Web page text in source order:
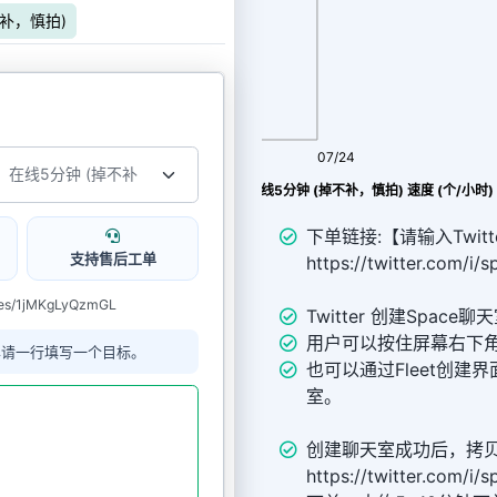
，慎拍)
支持售后工单
1jMKgLyQzmGL
一行填写一个目标。
Twitter Spaces（语音聊天室） 在线5分钟 (掉不补，慎拍) 速度 (个/小时)
07/24
08/06
下单链接:【请输入
https://twitter.com/i/
Twitter 创建Space聊天
用户可以按住屏幕右下
也可以通过Fleet创建界
室。
创建聊天室成功后，拷
https://twitter.com/i/